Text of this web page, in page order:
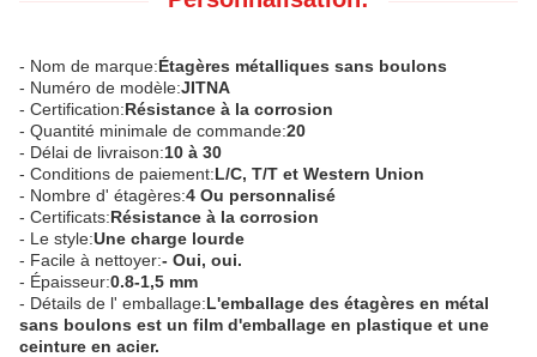
- Nom de marque:Étagères métalliques sans boulons
- Numéro de modèle:JITNA
- Certification:Résistance à la corrosion
- Quantité minimale de commande:20
- Délai de livraison:10 à 30
- Conditions de paiement:L/C, T/T et Western Union
- Nombre d' étagères:4 Ou personnalisé
- Certificats:Résistance à la corrosion
- Le style:Une charge lourde
- Facile à nettoyer:- Oui, oui.
- Épaisseur:0.8-1,5 mm
- Détails de l' emballage:L'emballage des étagères en métal
sans boulons est un film d'emballage en plastique et une
ceinture en acier.